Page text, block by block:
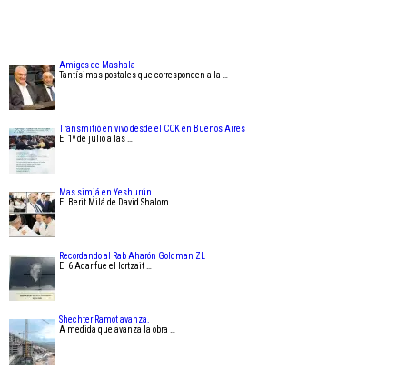
Amigos de Mashala
Tantísimas postales que corresponden a la …
Transmitió en vivo desde el CCK en Buenos Aires
El 1º de julio a las …
Mas simjá en Yeshurún
El Berit Milá de David Shalom …
Recordando al Rab Aharón Goldman ZL
El 6 Adar fue el Iortzait …
Shechter Ramot avanza.
A medida que avanza la obra …